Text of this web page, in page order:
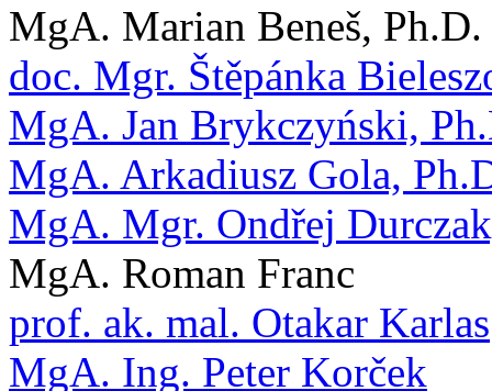
MgA. Marian Beneš, Ph.D.
doc. Mgr. Štěpánka
MgA. Jan Brykczyński,
MgA. Arkadiusz Gola,
MgA. Mgr. Ondřej
MgA. Roman Franc
prof. ak. mal. Otakar Karlas
MgA. Ing. Peter Korček